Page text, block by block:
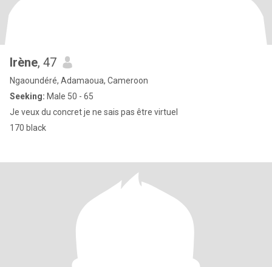
Irène, 47
Ngaoundéré, Adamaoua, Cameroon
Seeking: Male 50 - 65
Je veux du concret je ne sais pas être virtuel
170 black